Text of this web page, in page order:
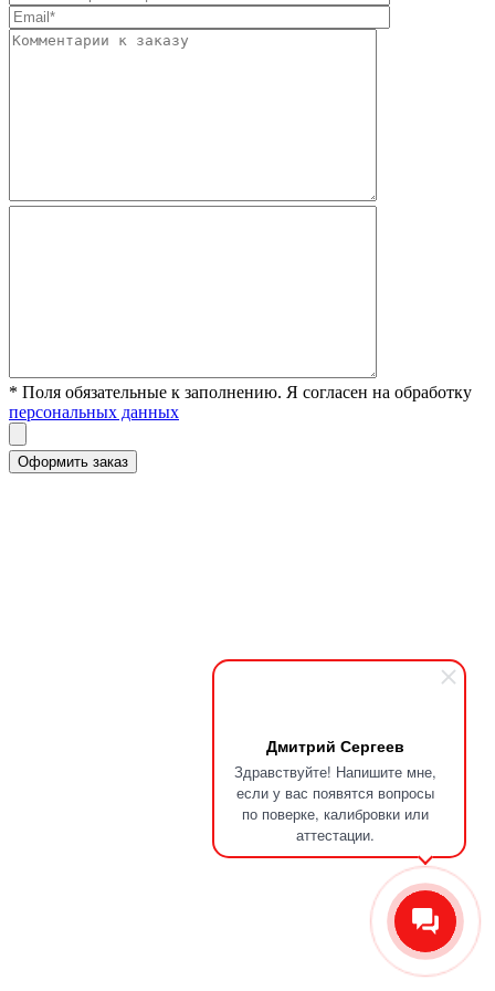
Дмитрий Сергеев
Здравствуйте! Напишите мне,
если у вас появятся вопросы
по поверке, калибровки или
аттестации.
* Поля обязательные к заполнению. Я согласен на обработку
персональных данных